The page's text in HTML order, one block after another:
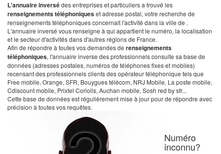
L'annuaire inversédes entreprises et particuliers a trouvé les
renseignements téléphoniqueset adresse postal, votre recherche de
renseignements téléphoniques concernait l'activité dans la ville de .
L'annuaire inversé vous renseigne à qui appartient le numéro, la localisation
et le secteur d'activités dans d'autres régions de France.
Afin de répondre à toutes vos demandes de renseignements
téléphoniques, l'annuaire inverse des professionnels consulte sa base de
données (adresses postales, numéros de téléphones fixes et mobiles)
recensant des professionnels clients des opérateur téléphonique tels que
Free mobile, Orange, SFR, Bouygues télécom, NRJ Mobile, La poste mobile,
Cdiscount mobile, Prixtel Coriolis, Auchan mobile, Sosh red by sfr...
Cette base de données est régulièrement mise à jour pour de répondre avec
précision à toutes vos requêtes.
Numéro
inconnu?